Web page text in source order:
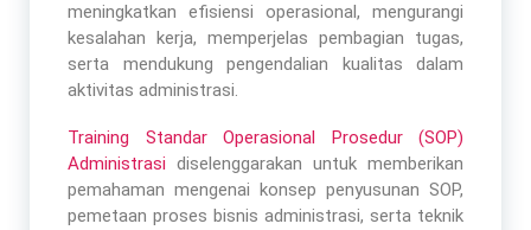
meningkatkan efisiensi operasional, mengurangi
kesalahan kerja, memperjelas pembagian tugas,
serta mendukung pengendalian kualitas dalam
aktivitas administrasi.
Training Standar Operasional Prosedur (SOP)
Administrasi diselenggarakan untuk memberikan
pemahaman mengenai konsep penyusunan SOP,
pemetaan proses bisnis administrasi, serta teknik